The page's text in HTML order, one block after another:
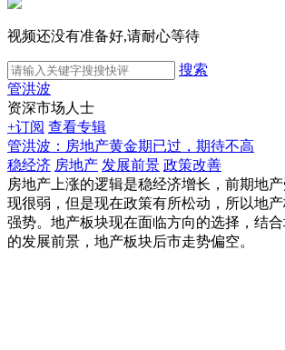
视频还没有准备好,请耐心等待
搜索
管洪波
资深市场人士
+订阅 查看专辑
管洪波：房地产黄金期已过，期待不高
稳经济 房地产 发展前景 政策改善
房地产上涨的逻辑是稳经济增长，前期地
现很弱，但是现在政策有所松动，所以地
强势。地产板块现在面临方向的选择，结
的发展前景，地产板块后市走势偏空。